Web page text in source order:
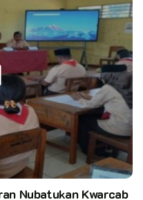
Nubatukan Kwarcab